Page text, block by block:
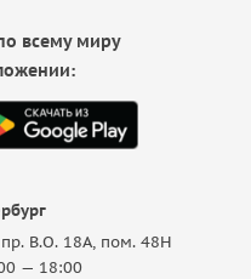
В.О. 18A, пом. 48Н
— 18:00
всему миру